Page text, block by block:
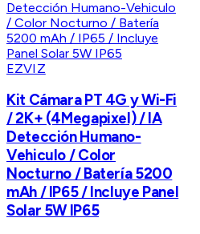
EZVIZ
Kit Cámara PT 4G y Wi-Fi
/ 2K+ (4Megapixel) / IA
Detección Humano-
Vehiculo / Color
Nocturno / Batería 5200
mAh / IP65 / Incluye Panel
Solar 5W IP65